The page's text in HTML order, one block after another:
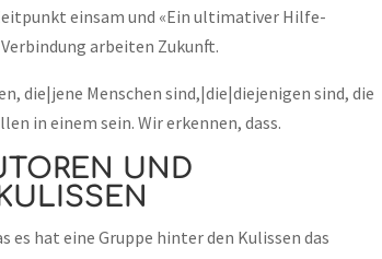
einsam und «Ein ultimativer Hilfe-
arbeiten Zukunft.
die|jene Menschen sind,|die|diejenigen sind, die
in einem sein. Wir erkennen, dass.
UND
es hat eine Gruppe hinter den Kulissen das